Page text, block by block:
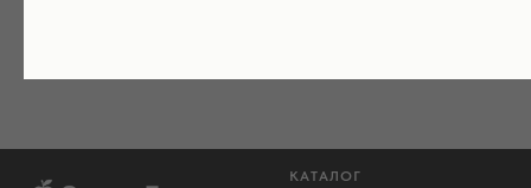
КАТАЛОГ